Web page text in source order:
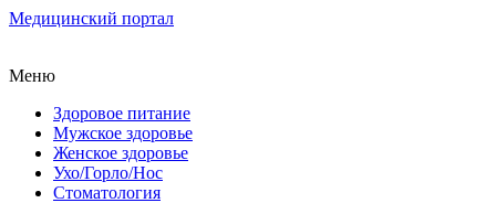
Медицинский портал
Меню
Здоровое питание
Мужское здоровье
Женское здоровье
Ухо/Горло/Нос
Стоматология